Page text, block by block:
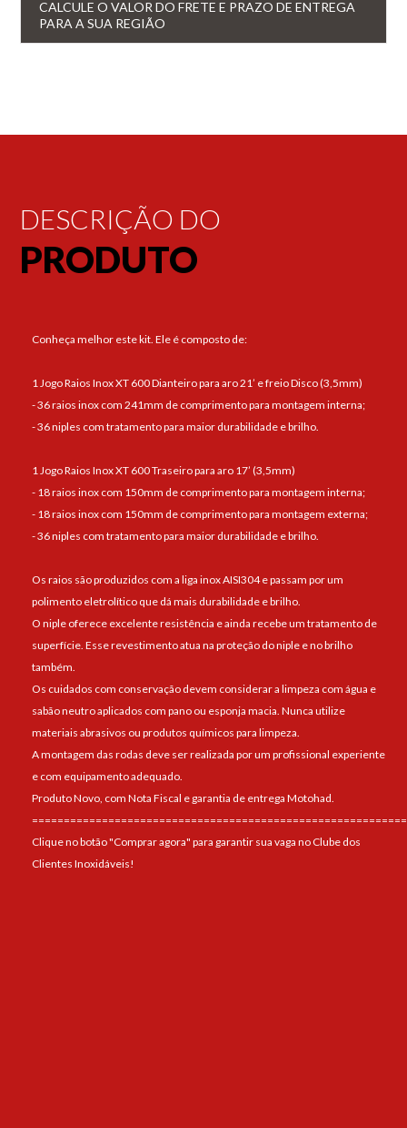
CALCULE O VALOR DO FRETE E PRAZO DE ENTREGA
PARA A SUA REGIÃO
DESCRIÇÃO DO
PRODUTO
Conheça melhor este kit. Ele é composto de:
1 Jogo Raios Inox XT 600 Dianteiro para aro 21’ e freio Disco (3,5mm)
- 36 raios inox com 241mm de comprimento para montagem interna;
- 36 niples com tratamento para maior durabilidade e brilho.
1 Jogo Raios Inox XT 600 Traseiro para aro 17’ (3,5mm)
- 18 raios inox com 150mm de comprimento para montagem interna;
- 18 raios inox com 150mm de comprimento para montagem externa;
- 36 niples com tratamento para maior durabilidade e brilho.
Os raios são produzidos com a liga inox AISI304 e passam por um
polimento eletrolítico que dá mais durabilidade e brilho.
O niple oferece excelente resistência e ainda recebe um tratamento de
superfície. Esse revestimento atua na proteção do niple e no brilho
também.
Os cuidados com conservação devem considerar a limpeza com água e
sabão neutro aplicados com pano ou esponja macia. Nunca utilize
materiais abrasivos ou produtos químicos para limpeza.
A montagem das rodas deve ser realizada por um profissional experiente
e com equipamento adequado.
Produto Novo, com Nota Fiscal e garantia de entrega Motohad.
Clique no botão "Comprar agora" para garantir sua vaga no Clube dos
Clientes Inoxidáveis!